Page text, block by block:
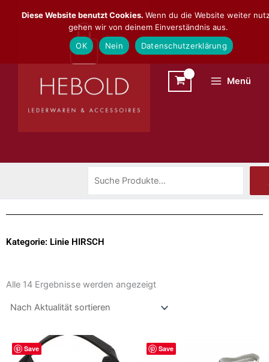
Inhalt
Menü
Kategorie: Linie HIRSCH
Alle 14 Ergebnisse werden angezeigtAktualität
Save
Dieses
Produkt
Save
Dieses
Produkt
Diese Website benutzt Cookies. Wenn du die Website weiter
gehen wir von deinem Einverständnis aus.
OK
Nein Datenschutzerklärung